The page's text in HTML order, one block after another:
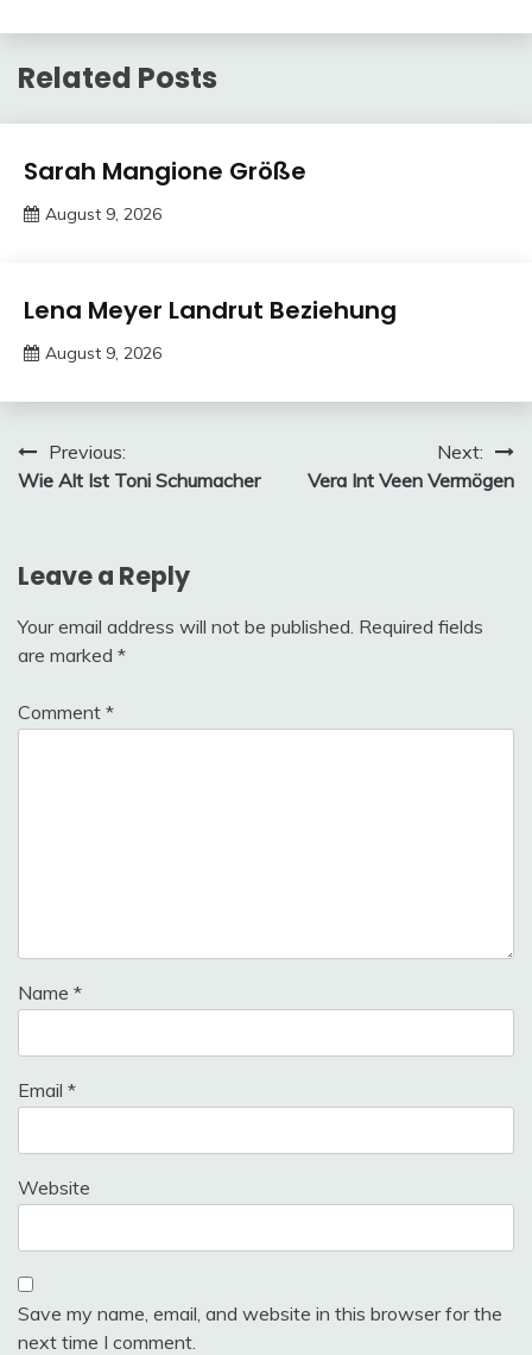
Related Posts
Trends
Sarah Mangione Größe
August 9, 2026
Trends
Lena Meyer Landrut Beziehung
August 9, 2026
Post
navigation
Previous:
Wie Alt Ist Toni Schumacher
Next:
Vera Int Veen Vermögen
Leave a Reply
Your email address will not be published. Required fields
are marked *
Comment *
Name *
Email *
Website
Save my name, email, and website in this browser for the
next time I comment.